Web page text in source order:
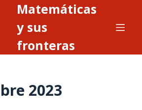
Matemáticas
y sus
fronteras
2023